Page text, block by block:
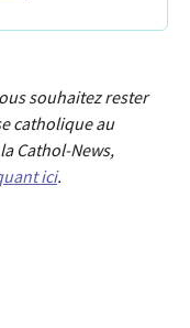
souhaitez rester
catholique au
Cathol-News,
ici.